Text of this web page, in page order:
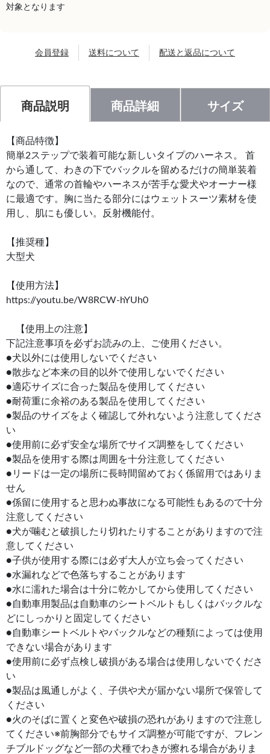
対象となります
会員登録 送料について 配送と返品について
商品説明 商品詳細 サイズ
【商品特徴】
簡単2ステップで装着可能な新しいタイプのハーネス。 首
から通して、わきの下でバックルを留めるだけの簡単装着
なので、通常の首輪やハーネスが苦手な愛犬やオーナー様
に最適です。胸に当たる部分にはウェットスーツ素材を使
用し、肌にも優しい。反射機能付。
【推奨種】
大型犬
【使用方法】
https://youtu.be/W8RCW-hYUh0
【使用上の注意】
下記注意事項を必ずお読みの上、ご使用ください。
●犬以外には使用しないでください
●散歩など本来の目的以外で使用しないでください
●適応サイズに合った製品を使用してください
●耐荷重に余裕のある製品を使用してください
●製品のサイズをよく確認して外れないよう注意してくださ
い
●使用前に必ず安全な場所でサイズ調整をしてください
●製品を使用する際は周囲を十分注意してください
●リードは一定の場所に長時間留めておく係留用ではありま
せん
●係留に使用すると思わぬ事故になる可能性もあるので十分
注意してください
●犬が噛むと破損したり切れたりすることがありますので注
意してください
●子供が使用する際には必ず大人が立ち会ってください
●水漏れなどで色落ちすることがあります
●水に濡れた場合は十分に乾かしてから使用してください
●自動車用製品は自動車のシートベルトもしくはバックルな
どにしっかりと固定してください
●自動車シートベルトやバックルなどの種類によっては使用
できない場合があります
●使用前に必ず点検し破損がある場合は使用しないでくださ
い
●製品は風通しがよく、子供や犬が届かない場所で保管して
ください
●火のそばに置くと変色や破損の恐れがありますので注意し
てください※前胸部分でもサイズ調整が可能ですが、フレン
チブルドッグなど一部の犬種でわきが擦れる場合がありま